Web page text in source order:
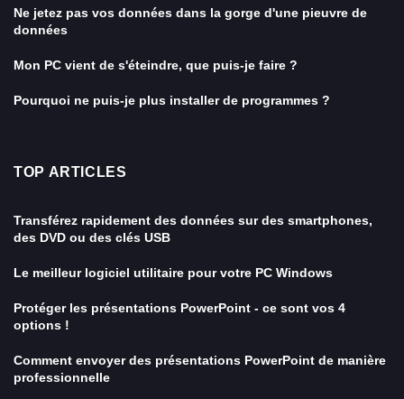
Ne jetez pas vos données dans la gorge d'une pieuvre de
données
Mon PC vient de s'éteindre, que puis-je faire ?
Pourquoi ne puis-je plus installer de programmes ?
TOP ARTICLES
Transférez rapidement des données sur des smartphones,
des DVD ou des clés USB
Le meilleur logiciel utilitaire pour votre PC Windows
Protéger les présentations PowerPoint - ce sont vos 4
options !
Comment envoyer des présentations PowerPoint de manière
professionnelle